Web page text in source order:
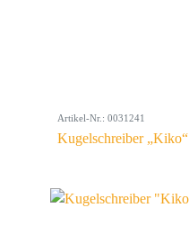
Artikel-Nr.: 0031241
Kugelschreiber „Kiko“